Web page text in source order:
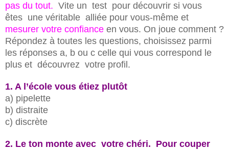
pas du tout. Vite un test pour découvrir si vous
êtes une véritable alliée pour vous-même et
mesurer votre confiance en vous. On joue comment ?
Répondez à toutes les questions, choisissez parmi
les réponses a, b ou c celle qui vous correspond le
plus et découvrez votre profil.
1. A l’école vous étiez plutôt
a) pipelette
b) distraite
c) discrète
2. Le ton monte avec votre chéri. Pour couper